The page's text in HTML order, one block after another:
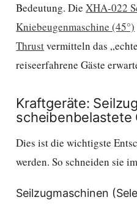
Bedeutung. DieXHA-022
Kniebeugenmaschine (45°)
Thrustvermitteln das
reiseerfahrene Gäste
Kraftgeräte:
scheibenbelastete
Dies ist die wichtigste
werden. So schneiden sie
Seilzugmaschinen